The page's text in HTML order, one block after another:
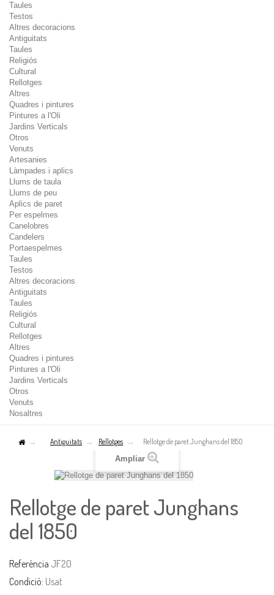
Taules
Testos
Altres decoracions
Antiguitats
Taules
Religiós
Cultural
Rellotges
Altres
Quadres i pintures
Pintures a l'Oli
Jardins Verticals
Otros
Venuts
Artesanies
Làmpades i aplics
Llums de taula
Llums de peu
Aplics de paret
Per espelmes
Canelobres
Candelers
Portaespelmes
Taules
Testos
Altres decoracions
Antiguitats
Taules
Religiós
Cultural
Rellotges
Altres
Quadres i pintures
Pintures a l'Oli
Jardins Verticals
Otros
Venuts
Nosaltres
Antiguitats Rellotges
Rellotge de paret Junghans del 1850
Ampliar
Rellotge de paret Junghans
del 1850
Referència JF20
Condició: Usat